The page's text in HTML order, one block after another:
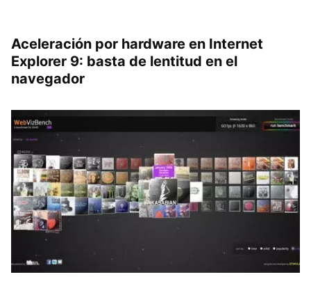
Aceleración por hardware en Internet
Explorer 9: basta de lentitud en el
navegador